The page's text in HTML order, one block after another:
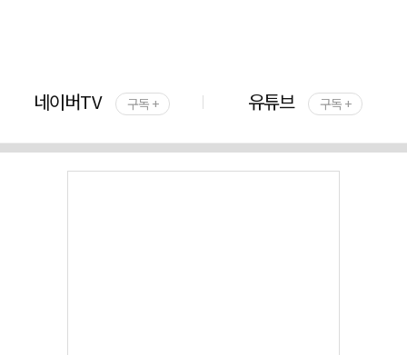
네이버TV 구독 + 유튜브 구독 +